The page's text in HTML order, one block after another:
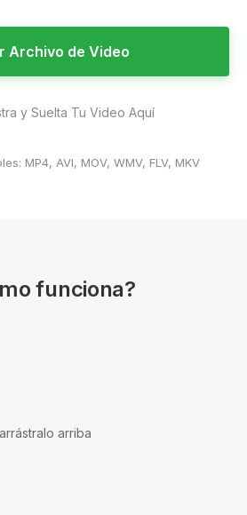
Archivo de Video
y Suelta Tu Video Aquí
MP4, AVI, MOV, WMV, FLV, MKV
funciona?
arriba